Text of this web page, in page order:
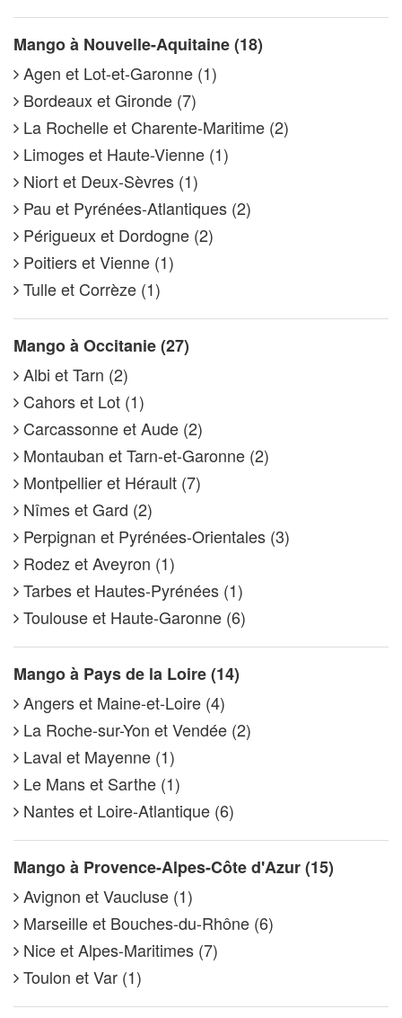
Mango à Nouvelle-Aquitaine (18)
Agen et Lot-et-Garonne (1)
Bordeaux et Gironde (7)
La Rochelle et Charente-Maritime (2)
Limoges et Haute-Vienne (1)
Niort et Deux-Sèvres (1)
Pau et Pyrénées-Atlantiques (2)
Périgueux et Dordogne (2)
Poitiers et Vienne (1)
Tulle et Corrèze (1)
Mango à Occitanie (27)
Albi et Tarn (2)
Cahors et Lot (1)
Carcassonne et Aude (2)
Montauban et Tarn-et-Garonne (2)
Montpellier et Hérault (7)
Nîmes et Gard (2)
Perpignan et Pyrénées-Orientales (3)
Rodez et Aveyron (1)
Tarbes et Hautes-Pyrénées (1)
Toulouse et Haute-Garonne (6)
Mango à Pays de la Loire (14)
Angers et Maine-et-Loire (4)
La Roche-sur-Yon et Vendée (2)
Laval et Mayenne (1)
Le Mans et Sarthe (1)
Nantes et Loire-Atlantique (6)
Mango à Provence-Alpes-Côte d'Azur (15)
Avignon et Vaucluse (1)
Marseille et Bouches-du-Rhône (6)
Nice et Alpes-Maritimes (7)
Toulon et Var (1)